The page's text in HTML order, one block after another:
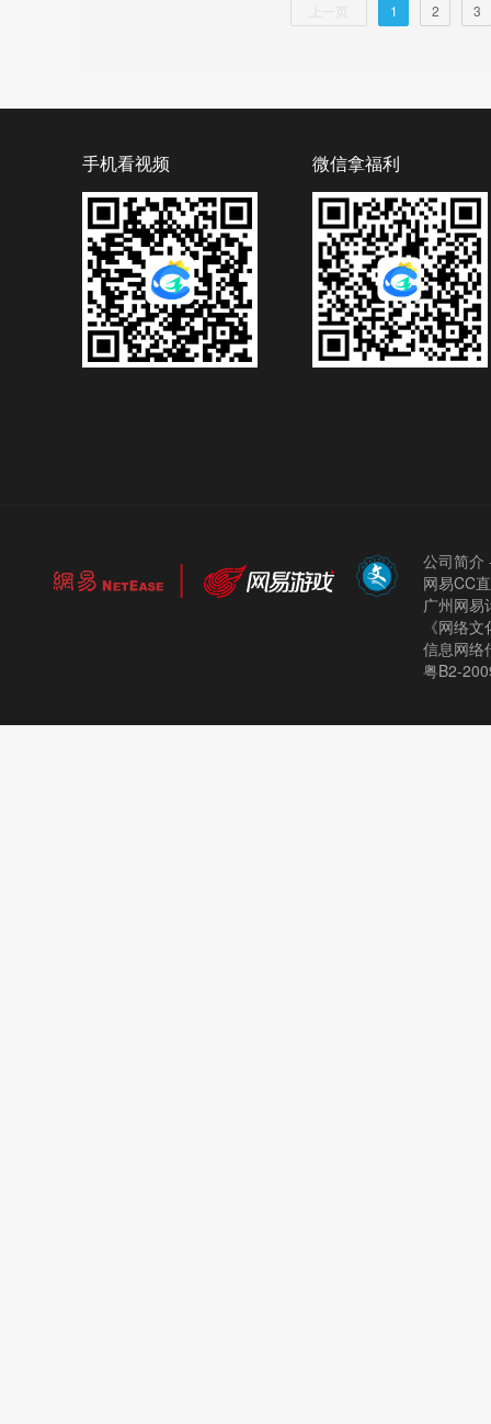
1 2 3
手机看视频 微信拿福利
公司简介
网易CC
广州网
《网络
信息网络
粤B2-